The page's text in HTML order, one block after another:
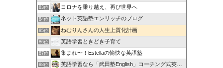
83位 コロナを乗り越え、再び世界へ
84位 ネット英語塾エンリッチのブログ
85位 ねむりんさんの人生上質化計画
86位 英語学習ときどき子育て
87位 集まれ〜！Estellaの愉快な英語塾
88位 英語学習なら「武田塾English」コーチング式英語スクール